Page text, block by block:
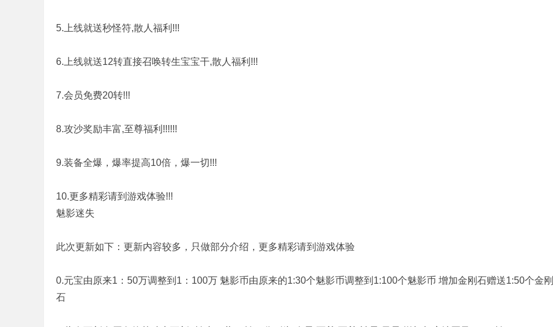
5.上线就送秒怪符,散人福利!!!
6.上线就送12转直接召唤转生宝宝干,散人福利!!!
7.会员免费20转!!!
8.攻沙奖励丰富,至尊福利!!!!!!
9.装备全爆，爆率提高10倍，爆一切!!!
10.更多精彩请到游戏体验!!!
魅影迷失
此次更新如下：更新内容较多，只做部分介绍，更多精彩请到游戏体验
0.元宝由原来1：50万调整到1：100万 魅影币由原来的1:30个魅影币调整到1:100个魅影币 增加金刚石赠送1:50个金刚
石